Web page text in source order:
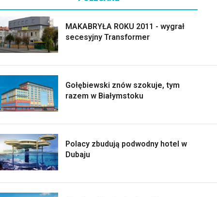
MAKABRYŁA ROKU 2011 - wygrał
secesyjny Transformer
Gołębiewski znów szokuje, tym
razem w Białymstoku
Polacy zbudują podwodny hotel w
Dubaju